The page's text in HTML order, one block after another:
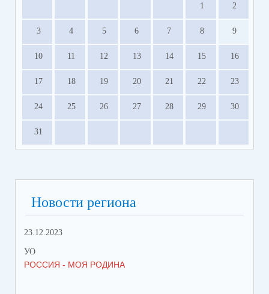
1 2
3 4 5 6 7 8 9
10 11 12 13 14 15 16
17 18 19 20 21 22 23
24 25 26 27 28 29 30
31
Новости региона
23.12.2023
УО
РОССИЯ - МОЯ РОДИНА